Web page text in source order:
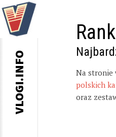
Na stronie
polskich
oraz
VLOGI.INFO